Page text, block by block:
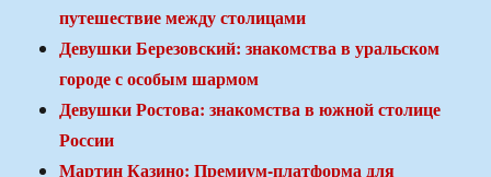
путешествие между столицами
Девушки Березовский: знакомства в уральском
городе с особым шармом
Девушки Ростова: знакомства в южной столице
России
Мартин Казино: Премиум-платформа для